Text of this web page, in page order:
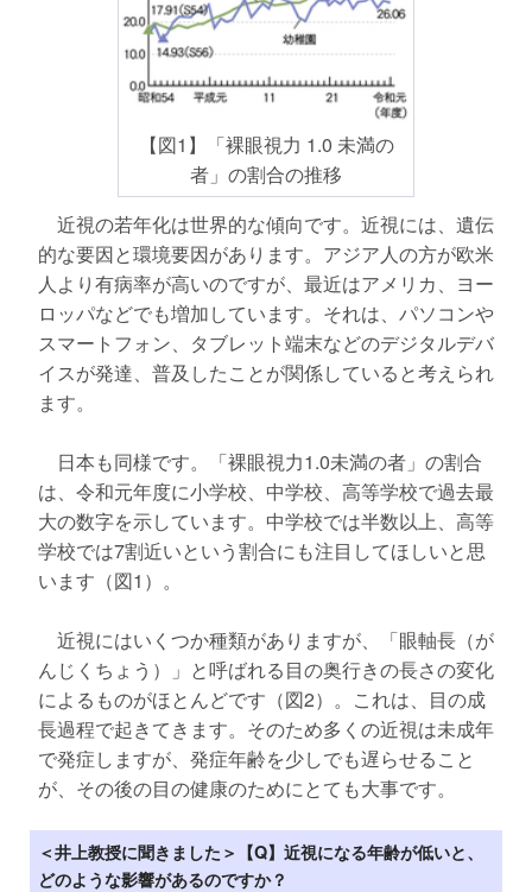
【図1】「裸眼視力 1.0 未満の
者」の割合の推移
近視の若年化は世界的な傾向です。近視には、遺伝
的な要因と環境要因があります。アジア人の方が欧米
人より有病率が高いのですが、最近はアメリカ、ヨー
ロッパなどでも増加しています。それは、パソコンや
スマートフォン、タブレット端末などのデジタルデバ
イスが発達、普及したことが関係していると考えられ
ます。
日本も同様です。「裸眼視力1.0未満の者」の割合
は、令和元年度に小学校、中学校、高等学校で過去最
大の数字を示しています。中学校では半数以上、高等
学校では7割近いという割合にも注目してほしいと思
います（図1）。
近視にはいくつか種類がありますが、「眼軸長（が
んじくちょう）」と呼ばれる目の奥行きの長さの変化
によるものがほとんどです（図2）。これは、目の成
長過程で起きてきます。そのため多くの近視は未成年
で発症しますが、発症年齢を少しでも遅らせること
が、その後の目の健康のためにとても大事です。
＜井上教授に聞きました＞【Q】近視になる年齢が低いと、
どのような影響があるのですか？